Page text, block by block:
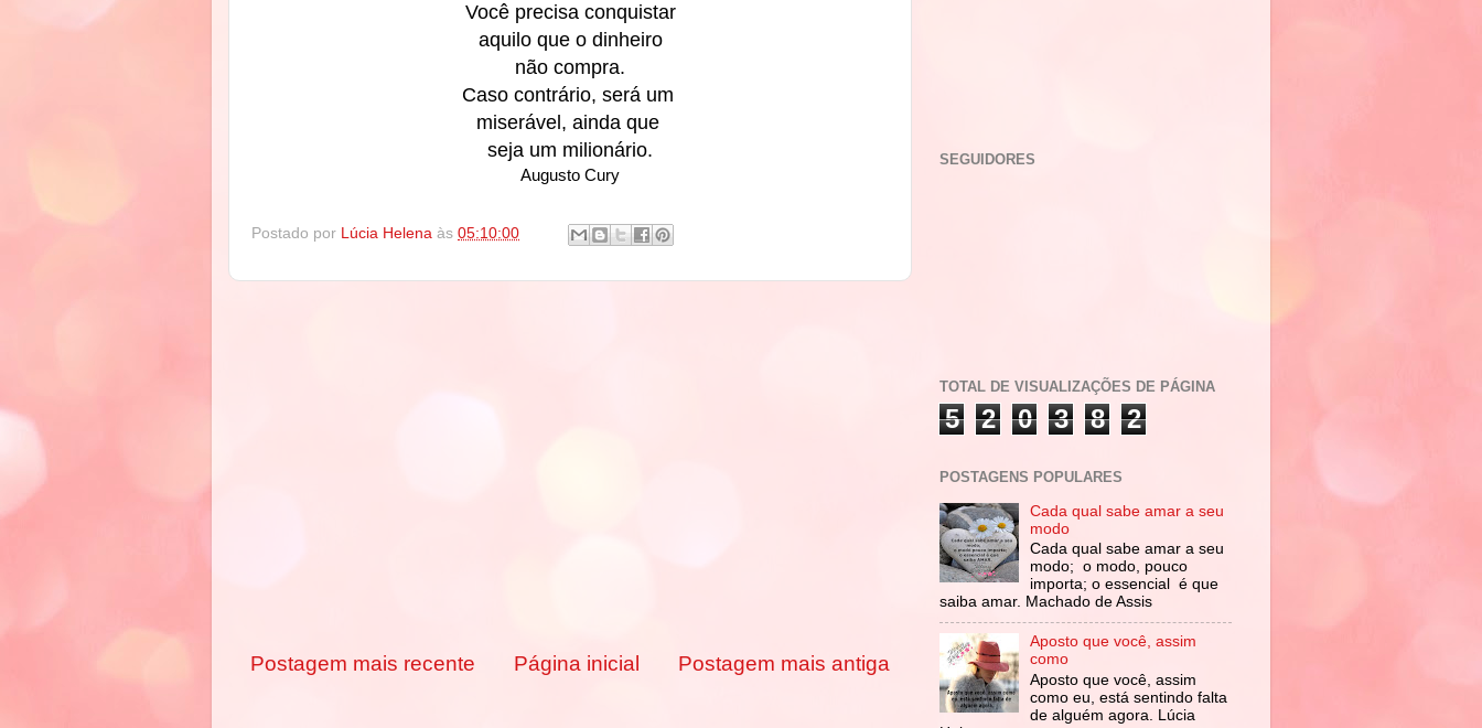
Você precisa conquistar
aquilo que o dinheiro
não compra.
Caso contrário, será um
miserável, ainda que
seja um milionário.
Augusto Cury
Postado por Lúcia Helena às 05:10:00
Postagem mais recente Postagem mais antiga
Página inicial
SEGUIDORES
TOTAL DE VISUALIZAÇÕES DE PÁGINA
5 2 0 3 8 2
POSTAGENS POPULARES
Cada qual sabe amar a seu
modo
Cada qual sabe amar a seu
modo; o modo, pouco
importa; o essencial é que
saiba amar. Machado de Assis
Aposto que você, assim
como
Aposto que você, assim
como eu, está sentindo falta
de alguém agora. Lúcia